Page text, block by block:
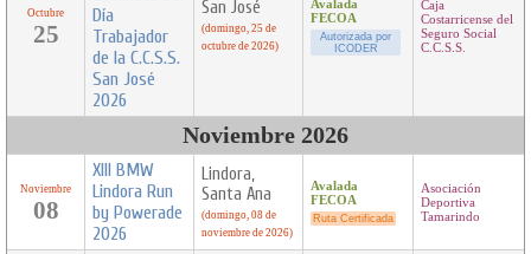
Octubre
25
Día
Trabajador
de la C.C.S.S.
San José
2026
San José
(domingo, 25 de
octubre de 2026)
Avalada
FECOA
Autorizada por
ICODER
Caja
Costarricense del
Seguro Social
C.C.S.S.
Noviembre 2026
Noviembre
08
XIII BMW
Lindora Run
by Powerade
2026
Lindora,
Santa Ana
(domingo, 08 de
noviembre de 2026)
Avalada
FECOA
Ruta Certificada
Asociación
Deportiva
Tamarindo